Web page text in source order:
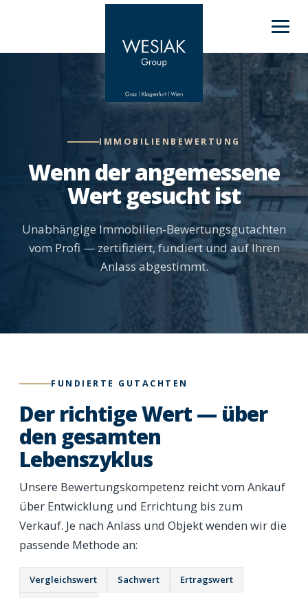
IMMOBILIENBEWERTUNG
Wenn der angemessene
Wert gesucht ist
Unabhängige Immobilien-Bewertungsgutachten
vom Profi — zertifiziert, fundiert und auf Ihren
Anlass abgestimmt.
FUNDIERTE GUTACHTEN
Der richtige Wert — über
den gesamten
Lebenszyklus
Unsere Bewertungskompetenz reicht vom Ankauf
über Entwicklung und Errichtung bis zum
Verkauf. Je nach Anlass und Objekt wenden wir die
passende Methode an:
Vergleichswert Sachwert Ertragswert